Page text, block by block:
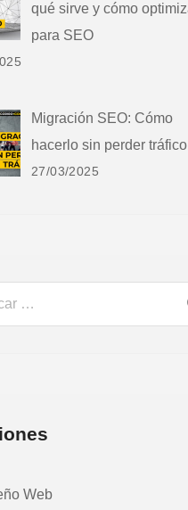
qué sirve y cómo
para SEO
Migración SEO: Cómo
hacerlo sin perder tráfico
27/03/2025
Web